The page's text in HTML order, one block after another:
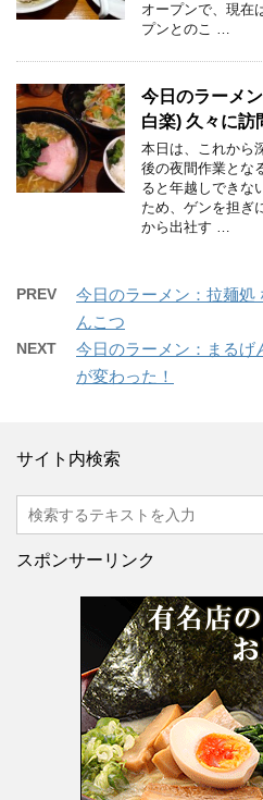
オープンで、現在
プンとのこ …
今日のラーメ
白楽) 久々に訪
本日は、これから
後の夜間作業とな
ると年越しできな
ため、ゲンを担ぎ
から出社す …
PREV
今日のラーメン：拉麺処
んこつ
NEXT
今日のラーメン：まるげ
が変わった！
サイト内検索
スポンサーリンク